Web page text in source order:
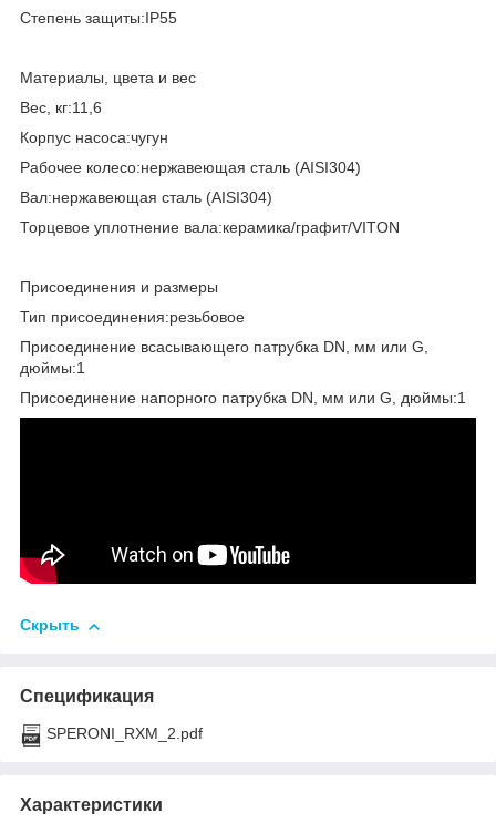
Степень защиты:IP55
Материалы, цвета и вес
Вес, кг:11,6
Корпус насоса:чугун
Рабочее колесо:нержавеющая сталь (AISI304)
Вал:нержавеющая сталь (AISI304)
Торцевое уплотнение вала:керамика/графит/VITON
Присоединения и размеры
Тип присоединения:резьбовое
Присоединение всасывающего патрубка DN, мм или G,
дюймы:1
Присоединение напорного патрубка DN, мм или G, дюймы:1
Скрыть
Спецификация
SPERONI_RXM_2.pdf
Характеристики